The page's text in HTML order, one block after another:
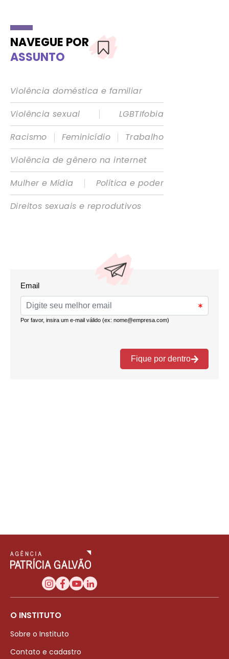
NAVEGUE POR
ASSUNTO
Violência doméstica e familiar
Violência sexual
|
LGBTIfobia
Racismo
| Feminicídio |
Trabalho
Violência de gênero na internet
Mulher e Mídia
|
Política e poder
Direitos sexuais e reprodutivos
O INSTITUTO
Sobre o Instituto
Contato e cadastro